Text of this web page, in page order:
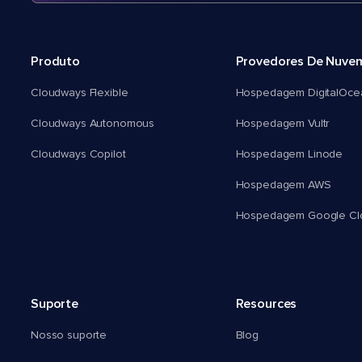
Produto
Cloudways Flexible
Cloudways Autonomous
Cloudways Copilot
Provedores De
Hospedagem
Hospedagem Vultr
Hospedagem Linode
Hospedagem AWS
Hospedagem Google
Suporte
Nosso suporte
Resources
Blog